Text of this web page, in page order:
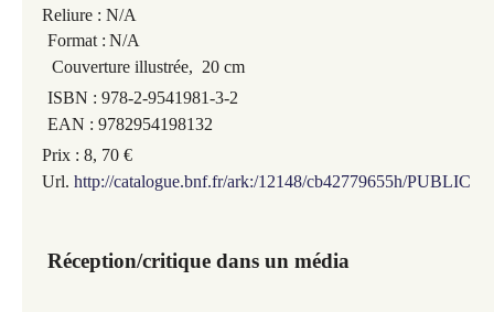
Reliure : N/A
Format : N/A
Couverture illustrée, 20 cm
ISBN : 978-2-9541981-3-2
EAN : 9782954198132
Prix : 8, 70 €
Url. http://catalogue.bnf.fr/ark:/12148/cb42779655h/PUBLIC
Réception/critique dans un média